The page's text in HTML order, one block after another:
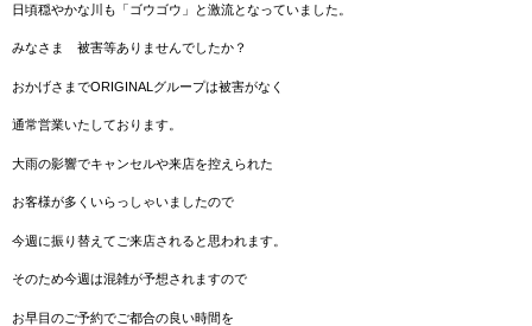
日頃穏やかな川も「ゴウゴウ」と激流となっていました。
みなさま 被害等ありませんでしたか？
おかげさまでORIGINALグループは被害がなく
通常営業いたしております。
大雨の影響でキャンセルや来店を控えられた
お客様が多くいらっしゃいましたので
今週に振り替えてご来店されると思われます。
そのため今週は混雑が予想されますので
お早目のご予約でご都合の良い時間を